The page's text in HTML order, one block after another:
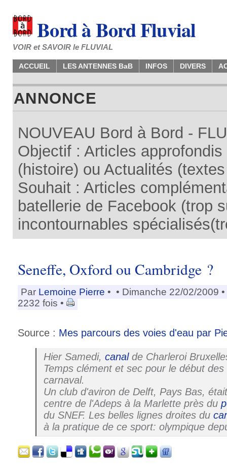
Bord à Bord Fluvial
VOIR et SAVOIR le FLUVIAL
ACCUEIL LES ANTENNES BaB INFOS DIVERS
ANNONCE
NOUVEAU Bord à Bord -
Objectif : Articles
(histoire) ou Actualités
Souhait : Articles
batellerie de Facebook (trop
incontournables
Seneffe, Oxford ou Cambridge ?
Par Lemoine Pierre • • Dimanche 22/02/2009 •
2232 fois •
Source : Mes parcours des voies d'eau par
Hier Samedi, canalde Charleroi
Temps clément et sec pour le début
carnaval.
Un club d'aviron de Delft, Pays Bas,
centre de l'Adeps à la Marlette près du
du SNEF. Les belles lignes droites du
à la pratique de ce sport: olympique